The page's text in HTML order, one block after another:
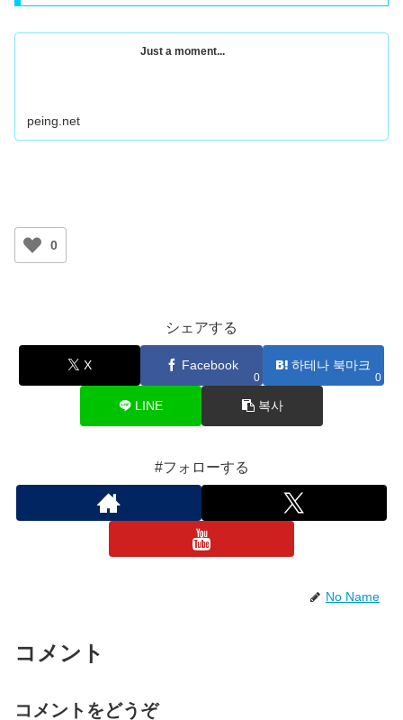
Just a moment...
peing.net
0
シェアする
X Facebook
0
하테나 북마크
0
LINE 복사
#フォローする
No Name
コメント
コメントをどうぞ